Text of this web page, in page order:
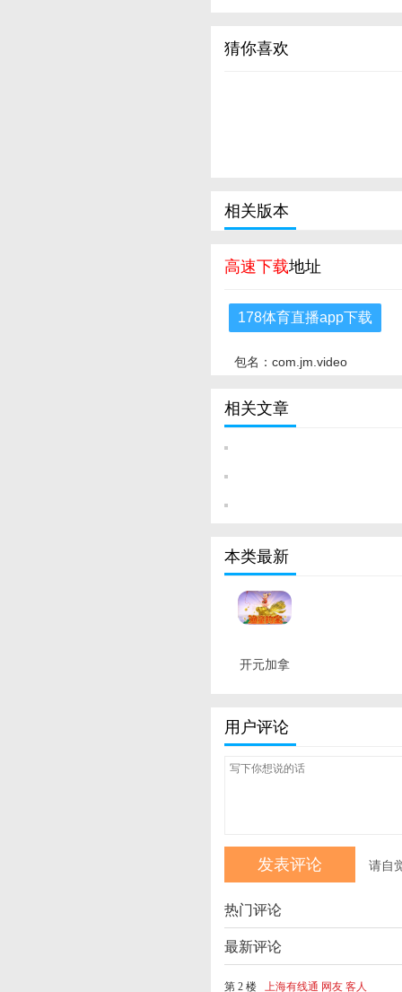
猜你喜欢
相关版本
高速下载地址
178体育直播app下载
包名：com.jm.video
相关文章
本类最新
开元加拿
新版
用户评论
请自
热门评论
最新评论
第 2 楼 上海有线通 网友 客人